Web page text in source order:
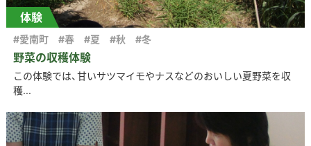
体験
野菜の収穫体験
#愛南町 #春 #夏 #秋 #冬
この体験では、甘いサツマイモやナスなどのおいしい夏野菜を収
穫...